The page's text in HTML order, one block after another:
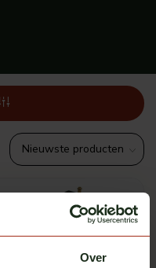
Over